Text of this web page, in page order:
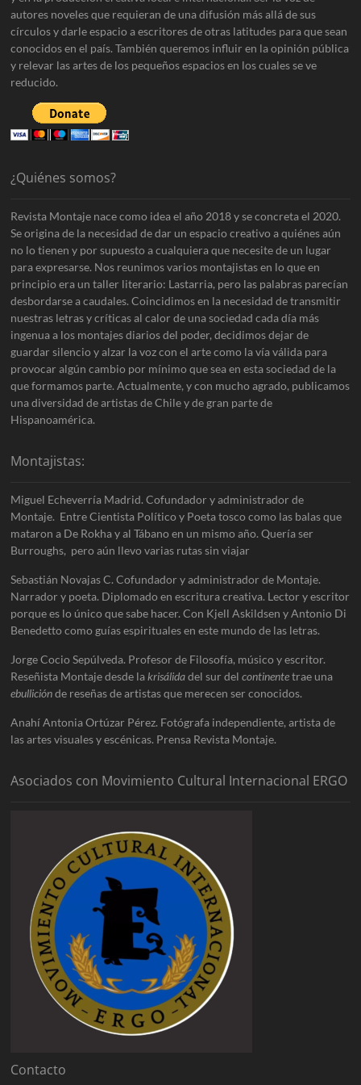
autores noveles que requieran de una difusión más allá de sus
círculos y darle espacio a escritores de otras latitudes para que sean
conocidos en el país. También queremos influir en la opinión pública
y relevar las artes de los pequeños espacios en los cuales se ve
reducido.
¿Quiénes somos?
Revista Montaje nace como idea el año 2018 y se concreta el 2020.
Se origina de la necesidad de dar un espacio creativo a quiénes aún
no lo tienen y por supuesto a cualquiera que necesite de un lugar
para expresarse. Nos reunimos varios montajistas en lo que en
principio era un taller literario: Lastarria, pero las palabras parecían
desbordarse a caudales. Coincidimos en la necesidad de transmitir
nuestras letras y críticas al calor de una sociedad cada día más
ingenua a los montajes diarios del poder, decidimos dejar de
guardar silencio y alzar la voz con el arte como la vía válida para
provocar algún cambio por mínimo que sea en esta sociedad de la
que formamos parte. Actualmente, y con mucho agrado, publicamos
una diversidad de artistas de Chile y de gran parte de
Hispanoamérica.
Montajistas:
Miguel Echeverría Madrid. Cofundador y administrador de
Montaje. Entre Cientista Político y Poeta tosco como las balas que
mataron a De Rokha y al Tábano en un mismo año. Quería ser
Burroughs, pero aún llevo varias rutas sin viajar
Sebastián Novajas C. Cofundador y administrador de Montaje.
Narrador y poeta. Diplomado en escritura creativa. Lector y escritor
porque es lo único que sabe hacer. Con Kjell Askildsen y Antonio Di
Benedetto como guías espirituales en este mundo de las letras.
Jorge Cocio Sepúlveda. Profesor de Filosofía, músico y escritor.
Reseñista Montaje desde lakrisálidadel sur delcontinentetrae una
ebulliciónde reseñas de artistas que merecen ser conocidos.
Anahí Antonia Ortúzar Pérez. Fotógrafa independiente, artista de
las artes visuales y escénicas. Prensa Revista Montaje.
Asociados con Movimiento Cultural Internacional ERGO
Contacto